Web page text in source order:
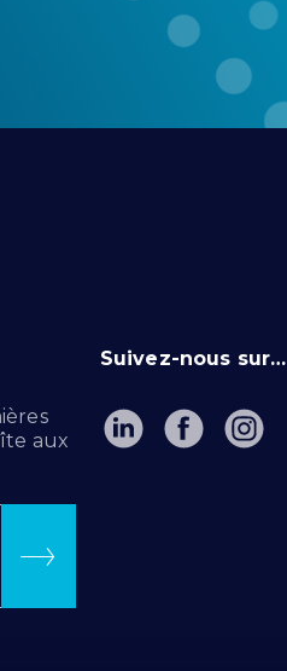
aux
Suivez-nous sur…